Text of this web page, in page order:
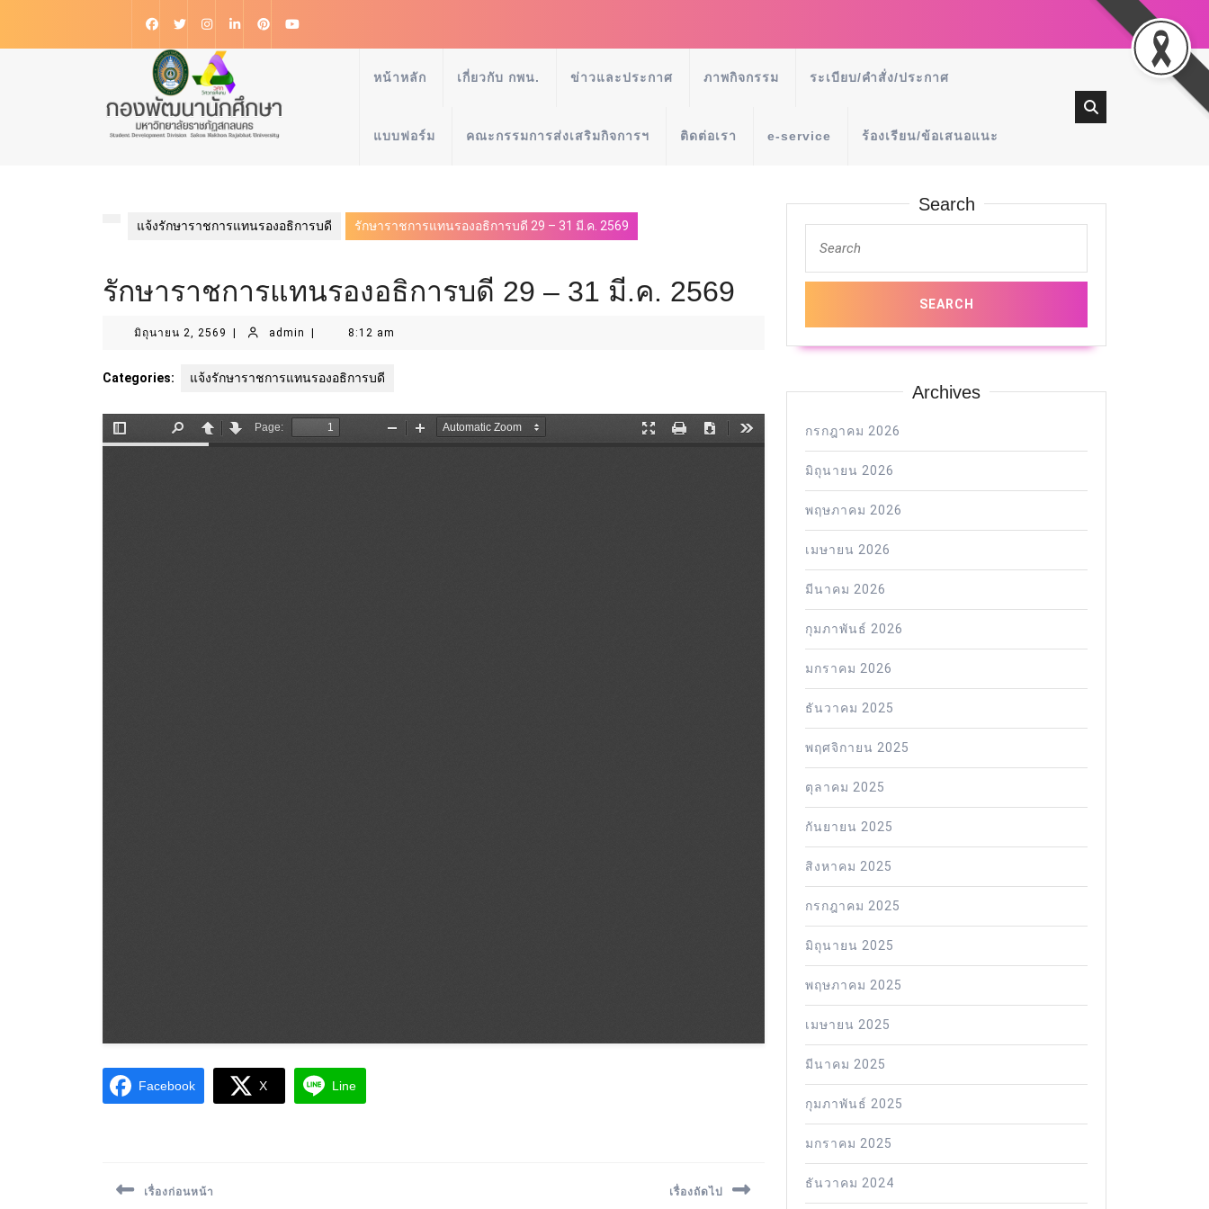
หน้าหลัก เกี่ยวกับ กพน. ข่าวและประกาศ ภาพกิจกรรม ระเบียบ/คำสั่ง/ประกาศ
แบบฟอร์ม คณะกรรมการส่งเสริมกิจการฯ ติดต่อเรา e-service ร้องเรียน/ข้อเสนอแนะ
แจ้งรักษาราชการแทนรองอธิการบดี รักษาราชการแทนรองอธิการบดี 29 – 31 มี.ค. 2569
รักษาราชการแทนรองอธิการบดี 29 – 31 มี.ค. 2569
มิถุนายน 2, 2569 admin 8:12 am
Categories: แจ้งรักษาราชการแทนรองอธิการบดี
Facebook X Line
เรื่องก่อนหน้า เรื่องถัดไป
Search
Archives
กรกฎาคม 2026
มิถุนายน 2026
พฤษภาคม 2026
เมษายน 2026
มีนาคม 2026
กุมภาพันธ์ 2026
มกราคม 2026
ธันวาคม 2025
พฤศจิกายน 2025
ตุลาคม 2025
กันยายน 2025
สิงหาคม 2025
กรกฎาคม 2025
มิถุนายน 2025
พฤษภาคม 2025
เมษายน 2025
มีนาคม 2025
กุมภาพันธ์ 2025
มกราคม 2025
ธันวาคม 2024